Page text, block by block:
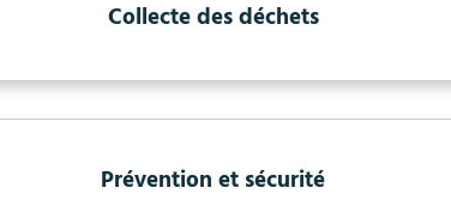
Collecte des déchets
Prévention et sécurité